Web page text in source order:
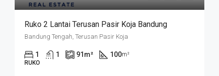
Ruko 2 Lantai Terusan Pasir Koja Bandung
Bandung Tengah, Terusan Pasir Koja
1 1 91 m² 100m²
RUKO